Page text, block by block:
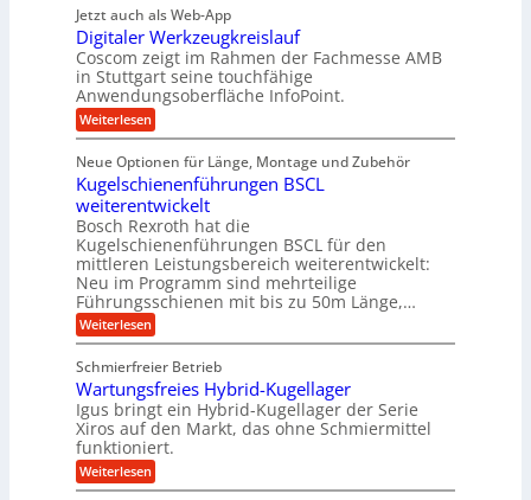
r
a
t
i
e
b
e
f
ü
r
r
a
u
e
U
m
g
e
b
u
n
g
e
n
i
n
R
ü
s
s
e
l
s
h
e
i
m
w
i
c
h
t
i
g
e
a
l
s
M
a
s
c
h
i
n
e
n
e
t
r
i
e
b
e
f
r
p
r
ä
z
i
s
e
H
u
b
e
w
e
g
u
n
g
e
ä
z
i
s
i
o
n
f
r
A
u
t
o
m
o
t
i
v
e
n
d
M
a
s
c
h
i
Jetzt auch als Web-App
Digitaler Werkzeugkreislauf
Coscom zeigt im Rahmen der Fachmesse AMB
in Stuttgart seine touchfähige
Anwendungsoberfläche InfoPoint.
Weiterlesen:
D
g
i
t
a
l
e
r
W
e
r
k
z
e
u
g
k
r
e
i
s
Neue Optionen für Länge, Montage und Zubehör
Kugelschienenführungen BSCL
weiterentwickelt
Bosch Rexroth hat die
Kugelschienenführungen BSCL für den
mittleren Leistungsbereich weiterentwickelt:
Neu im Programm sind mehrteilige
Führungsschienen mit bis zu 50m Länge,…
Weiterlesen:
K
g
e
l
s
c
h
i
e
Schmierfreier Betrieb
Wartungsfreies Hybrid-Kugellager
Igus bringt ein Hybrid-Kugellager der Serie
Xiros auf den Markt, das ohne Schmiermittel
funktioniert.
Weiterlesen:
W